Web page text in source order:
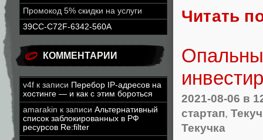
Промокод 5% скидки на услуги
39CC-C72F-6342-560A
КОММЕНТАРИИ
v4f к записи Перебор IP-адресов на
хостинге — и как с этим бороться
amarakin к записи Альтернативный
список заблокированных в РФ
ресурсов Re:filter
Читать
2021-08-06 в
стартап,
Текучка